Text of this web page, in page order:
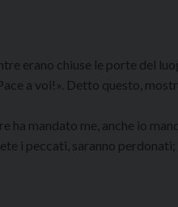
erano chiuse le porte del
a voi!». Detto questo,
ha mandato me, anche io
i peccati, saranno